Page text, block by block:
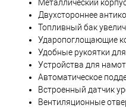
Металлический
Двухстороннее
Топливный бак
Ударопоглощающие
Удобные рукоятки
Устройства для
Автоматическое
Встроенный датчик
Вентиляционные